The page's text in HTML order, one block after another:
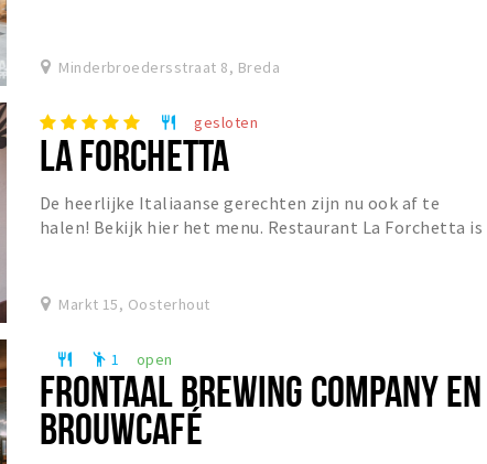
Minderbroedersstraat 8, Breda
restaurant gesloten
LA FORCHETTA
De heerlijke Italiaanse gerechten zijn nu ook af te
halen! Bekijk hier het menu. Restaurant La Forchetta is
Markt 15, Oosterhout
restaurant emoji_people 1 open
FRONTAAL BREWING COMPANY EN
BROUWCAFÉ